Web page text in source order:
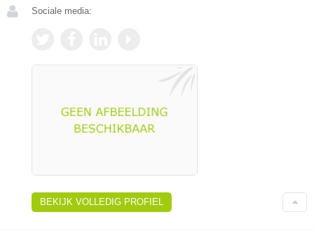
Sociale media:
BEKIJK VOLLEDIG PROFIEL